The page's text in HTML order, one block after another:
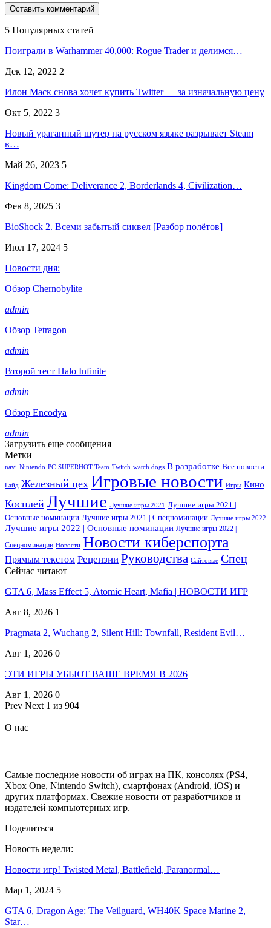
5 Популярных статей
Поиграли в Warhammer 40,000: Rogue Trader и делимся…
Дек 12, 2022 2
Илон Маск снова хочет купить Twitter — за изначальную цену
Окт 5, 2022 3
Новый ураганный шутер на русском языке разрывает Steam
в…
Май 26, 2023 5
Kingdom Come: Deliverance 2, Borderlands 4, Civilization…
Фев 8, 2025 3
BioShock 2. Всеми забытый сиквел [Разбор полётов]
Июл 17, 2024 5
Новости дня:
Обзор Chernobylite
admin
Обзор Tetragon
admin
Второй тест Halo Infinite
admin
Обзор Encodya
admin
Загрузить еще сообщения
Метки
navi Nintendo PC SUPERHOT Team Twitch watch dogs В разработке Все новости
Гайд Железный цех Игровые новости Игры Кино
Косплей Лучшие Лучшие игры 2021
Лучшие игры 2021 |
Основные номинации Лучшие игры 2021 | Спецноминации Лучшие игры 2022
Лучшие игры 2022 | Основные номинации Лучшие игры 2022 |
Спецноминации Новости Новости киберспорта
Прямым текстом Рецензии Руководства Сайтовые Спец
Сейчас читают
GTA 6, Mass Effect 5, Atomic Heart, Mafia | НОВОСТИ ИГР
Авг 8, 2026 1
Pragmata 2, Wuchang 2, Silent Hill: Townfall, Resident Evil…
Авг 1, 2026 0
ЭТИ ИГРЫ УБЬЮТ ВАШЕ ВРЕМЯ В 2026
Авг 1, 2026 0
Prev Next 1 из 904
О нас
Самые последние новости об играх на ПК, консолях (PS4,
Xbox One, Nintendo Switch), смартфонах (Android, iOS) и
других платформах. Свежие новости от разработчиков и
издателей компьютерных игр.
Поделиться
Новость недели:
Новости игр! Twisted Metal, Battlefield, Paranormal…
Мар 1, 2024 5
GTA 6, Dragon Age: The Veilguard, WH40K Space Marine 2,
Star…